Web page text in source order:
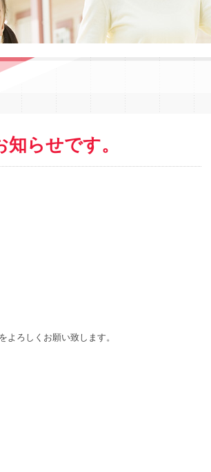
らせです。
よろしくお願い致します。